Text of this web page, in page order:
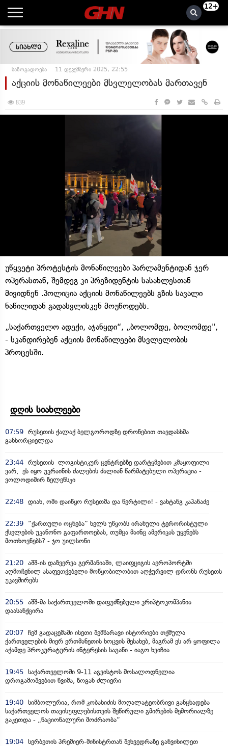
12+
საზოგადოება 11 დეკემბერი 2025, 22:55
აქციის მონაწილეები მსვლელობას მართავენ
839
უწყვეტი პროტესტის მონაწილეები პარლამენტიდან ჯერ
ოპერასთან, შემდეგ კი პრეზიდენტის სასახლესთან
მივიდნენ .პოლიცია აქციის მონაწილეებს გზის სავალი
ნაწილიდან გადასვლისკენ მოუწოდებს.
„საქართველო ადექი, აჯანყდი“, „ბოლომდე, ბოლომდე",
- სკანდირებენ აქციის მონაწილეები მსვლელობის
პროცესში.
დღის სიახლეები
07:59 რუსეთის ქალაქ ბელგოროდზე დრონებით თავდასხმა
განხორციელდა
23:44 რუსეთის ლოგისტიკურ ცენტრებზე დარტყმებით კმაყოფილი
ვარ, ეს იყო უკრაინის ძალების ძალიან წარმატებული ოპერაცია -
ვოლოდიმირ ზელენსკი
22:48 დიახ, ომი დაიწყო რუსეთმა და წერტილი! - ვახტანგ კაპანაძე
22:39
“ქართული ოცნება” ხელს უწყობს ირანული ტერორისტული
ქსელების უკანონო გაფართოებას, თუმცა მაინც ამერიკას უყენებს
მოთხოვნებს? - ჯო უილსონი
21:20 აშშ-ის დაზვერვა გერმანიაში, ლაიფციგის აეროპორტში
აღმოჩენილ ასაფეთქებელი მოწყობილობით აღჭურვილ დრონს რუსეთს
უკავშირებს
20:55 აშშ-მა საქართველოში დაფუძნებული კრიპტოკომპანია
დაასანქცირა
20:07 ჩემ გადაცემაში ისეთი შემზარავი ისტორიები თქმულა
ქართველების მიერ ერთმანეთის ხოცვის შესახებ, მაგრამ ეს არ ყოფილა
აქამდე პროკურატურის ინტერესის საგანი - იაგო ხვიჩია
19:45 საქართველოში 9-11 აგვისტოს მოსალოდნელია
დროგამოშვებით წვიმა, ზოგან ძლიერი
19:40 სიმბოლურია, რომ კობახიძის მოღალატეობრივი განცხადება
საქართველოს თავისუფლებისთვის შეწირული გმირების მემორიალზე
გაკეთდა - „ნაციონალური მოძრაობა“
19:04 სერბეთის პრემიერ-მინისტრთან შეხვედრაზე განვიხილეთ